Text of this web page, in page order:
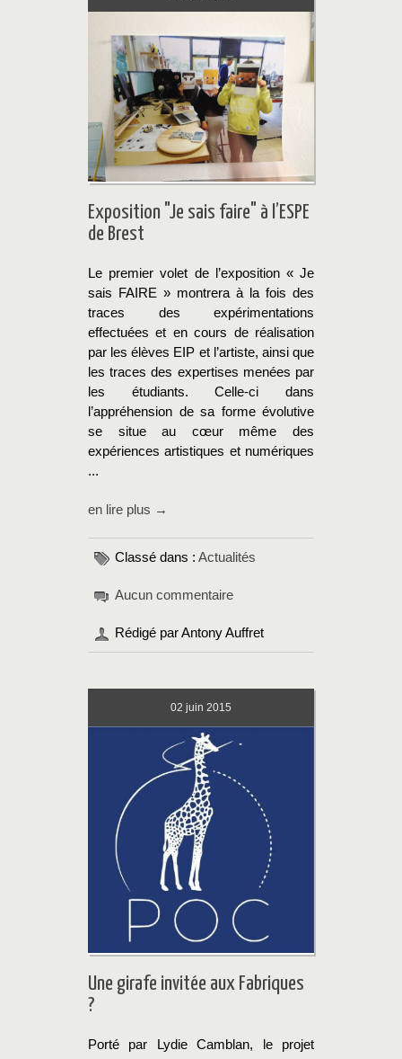
Exposition "Je sais faire" à l’ESPE
de Brest
Le premier volet de l’exposition « Je
sais FAIRE » montrera à la fois des
traces des expérimentations
effectuées et en cours de réalisation
par les élèves EIP et l’artiste, ainsi que
les traces des expertises menées par
les étudiants. Celle-ci dans
l’appréhension de sa forme évolutive
se situe au cœur même des
expériences artistiques et numériques
...
en lire plus →
Classé dans : Actualités
Aucun commentaire
Rédigé par Antony Auffret
02 juin 2015
Une girafe invitée aux Fabriques
?
Porté par Lydie Camblan, le projet